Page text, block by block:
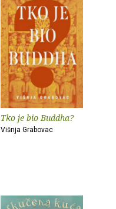
Tko je bio Buddha?
Višnja Grabovac